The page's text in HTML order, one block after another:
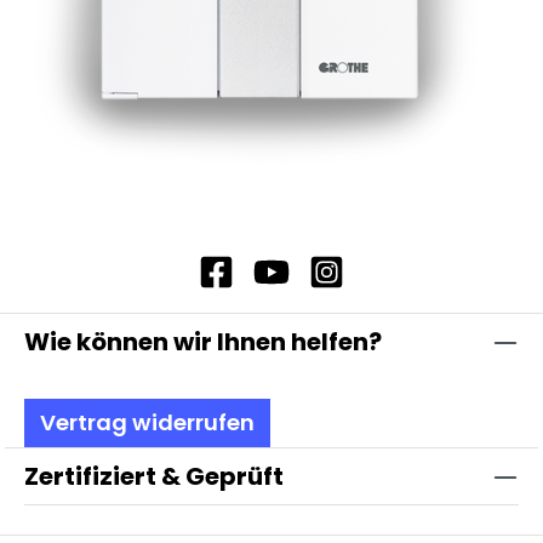
Wie können wir Ihnen helfen?
Vertrag widerrufen
Zertifiziert & Geprüft